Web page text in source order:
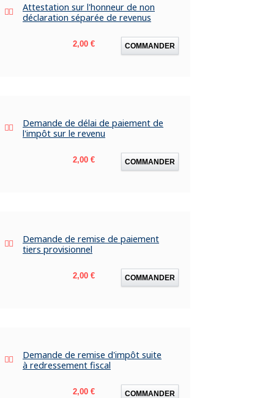
Attestation sur l'honneur de non
déclaration séparée de revenus
Prix
2,00 € COMMANDER
Demande de délai de paiement de
l'impôt sur le revenu
Prix
2,00 € COMMANDER
Demande de remise de paiement
tiers provisionnel
Prix
2,00 € COMMANDER
Demande de remise d'impôt suite
à redressement fiscal
Prix
2,00 € COMMANDER